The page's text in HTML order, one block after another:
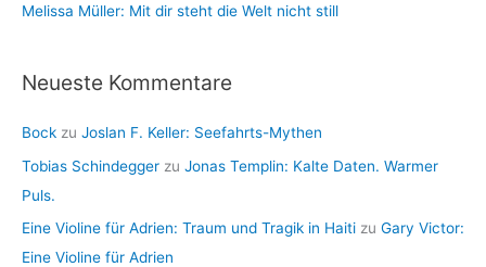
Melissa Müller: Mit dir steht die Welt nicht still
Neueste Kommentare
Bock zu Joslan F. Keller: Seefahrts-Mythen
Tobias Schindegger zu Jonas Templin: Kalte Daten. Warmer
Puls.
Eine Violine für Adrien: Traum und Tragik in Haiti zu Gary Victor:
Eine Violine für Adrien